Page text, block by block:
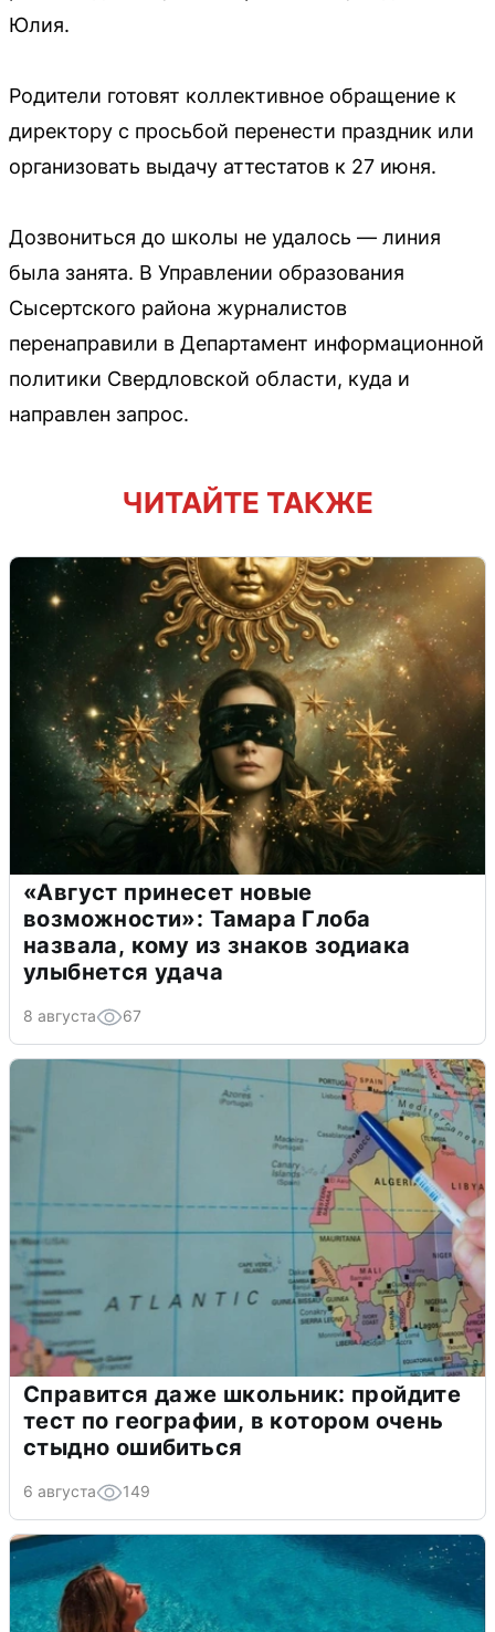
Юлия.
Родители готовят коллективное обращение к
директору с просьбой перенести праздник или
организовать выдачу аттестатов к 27 июня.
Дозвониться до школы не удалось — линия
была занята. В Управлении образования
Сысертского района журналистов
перенаправили в Департамент информационной
политики Свердловской области, куда и
направлен запрос.
ЧИТАЙТЕ ТАКЖЕ
«Август принесет новые
возможности»: Тамара Глоба
назвала, кому из знаков зодиака
улыбнется удача
8 августа 67
Справится даже школьник: пройдите
тест по географии, в котором очень
стыдно ошибиться
6 августа 149